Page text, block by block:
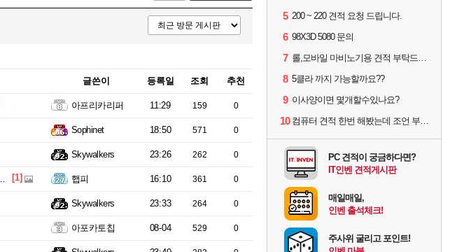
글쓴이 등록일 조회 추천
아프리카리퍼 11:29 159 0
Sophinet 18:50 571 0
Skywalkers 23:26 262 0
[1] 햅피 16:10 361 0
Skywalkers 23:33 264 0
아포카토칩 08-04 529 0
5 200 ~ 220 견적 요청 드립니다.
6 98X3D 5080 문의
7 롤,모바일 마비노기용 견적 부탁드립니다(예산150으로 수정)
8 5클라 까지 가능할까요??
9 이사양이면 몇개할수있나요?
10 컴퓨터 견적 한번 해봤는데 조언 부탁드립니다
PC 견적이 궁금하다면?
IT인벤 견적게시판
매일매일,
인벤 출석체크!
주사위 굴리고 포인트!